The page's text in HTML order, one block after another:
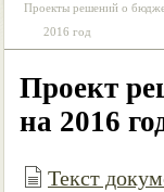
Проекты решений о
2016 год
Проект
на 2016
Текст